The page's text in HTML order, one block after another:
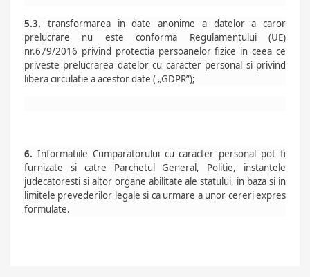
5.3. transformarea in date anonime a datelor a caror
prelucrare nu este conforma Regulamentului (UE)
nr.679/2016 privind protectia persoanelor fizice in ceea ce
priveste prelucrarea datelor cu caracter personal si privind
libera circulatie a acestor date ( „GDPR”);
6. Informatiile Cumparatorului cu caracter personal pot fi
furnizate si catre Parchetul General, Politie, instantele
judecatoresti si altor organe abilitate ale statului, in baza si in
limitele prevederilor legale si ca urmare a unor cereri expres
formulate.